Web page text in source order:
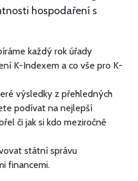
hospodaření s
každý rok úřady
K-Indexem a co vše pro K-
výsledky z přehledných
podívat na nejlepší
či jak si kdo meziročně
státní správu
financemi.